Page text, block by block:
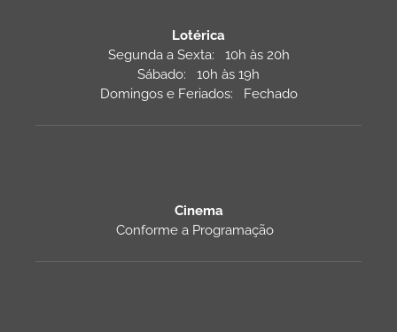
Lotérica
Segunda a Sexta: 10h às 20h
Sábado: 10h às 19h
Domingos e Feriados: Fechado
Cinema
Conforme a Programação